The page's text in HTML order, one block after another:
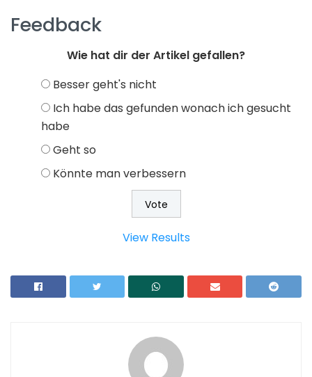
Feedback
Wie hat dir der Artikel gefallen?
Besser geht's nicht
Ich habe das gefunden wonach ich gesucht
habe
Geht so
Könnte man verbessern
View Results